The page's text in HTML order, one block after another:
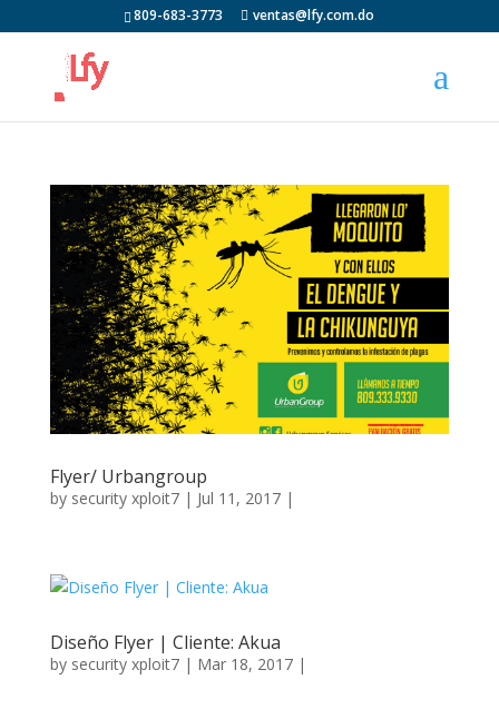
809-683-3773 ventas@lfy.com.do
Flyer/ Urbangroup
by security xploit7| Jul 11, 2017|
Diseño Flyer | Cliente: Akua
by security xploit7| Mar 18, 2017|